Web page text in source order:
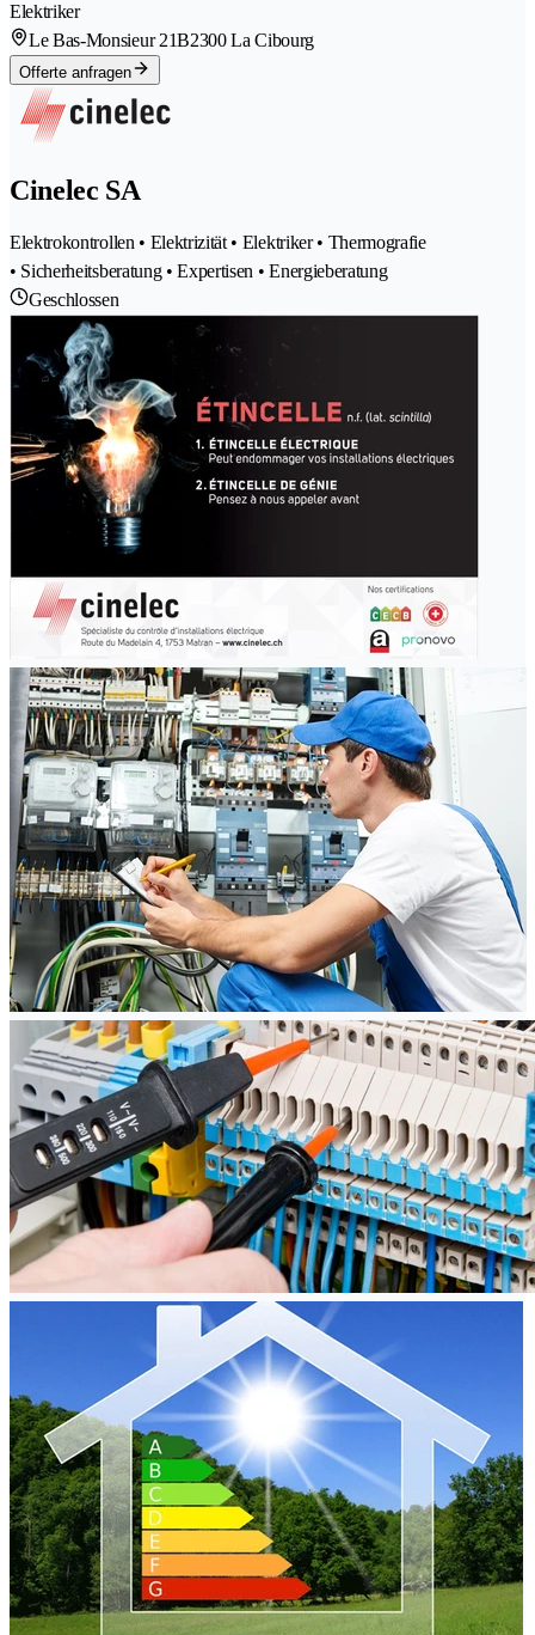
Elektriker
Le Bas-Monsieur 21B2300 La Cibourg
Offerte anfragen
Cinelec SA
Elektrokontrollen • Elektrizität • Elektriker • Thermografie
• Sicherheitsberatung • Expertisen • Energieberatung
Geschlossen